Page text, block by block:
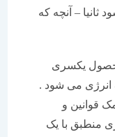
– آنچه که
یکسری
می شود .
و
با یک